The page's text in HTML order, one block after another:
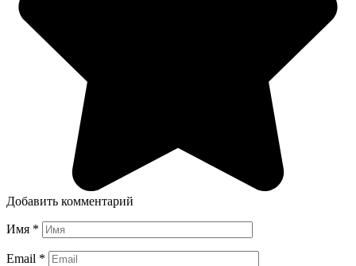
Добавить комментарий
Имя *
Email *